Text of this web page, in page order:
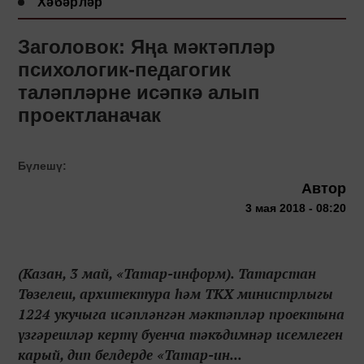
Заголовок: Яңа мәктәпләр
психологик-педагогик
таләпләрне исәпкә алып
проектланачак
Бүлешү:
Автор
3 мая 2018 - 08:20
(Казан, 3 май, «Татар-информ). Татарстан
Төзелеш, архитектура һәм ТКХ министрлыгы
1224 укучыга исәпләнгән мәктәпләр проектына
үзгәрешләр кертү буенча тәкъдимнәр исемлеген
карый, дип белдерде «Татар-ин...